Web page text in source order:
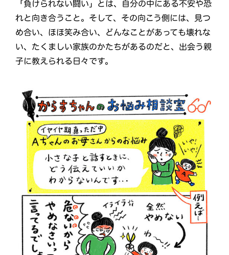
「負けられない闘い」とは、自分の中にある不安や恐
れと向き合うこと。そして、その向こう側には、見つ
め合い、ほほ笑み合い、どんなことがあっても壊れな
い、たくましい家族のかたちがあるのだと、出会う親
子に教えられる日々です。